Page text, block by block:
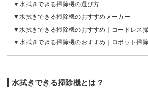
水拭きできる掃除機の選び方
水拭きできる掃除機のおすすめメーカー
水拭きできる掃除機のおすすめ｜コードレス
水拭きできる掃除機のおすすめ｜ロボット掃
水拭きできる掃除機とは？